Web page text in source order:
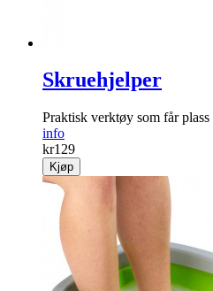
Skruehjelper
Praktisk verktøy som får
info
kr129
Kjøp